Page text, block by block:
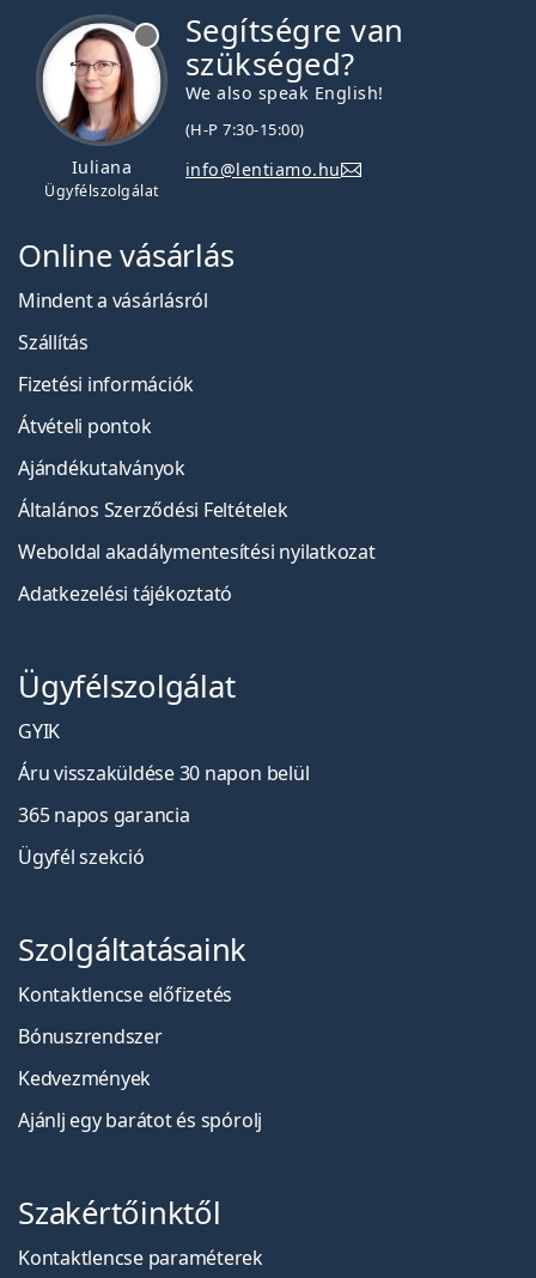
Iuliana
Ügyfélszolgálat
Segítségre van
szükséged?
We also speak English!
(H-P 7:30-15:00)
info@lentiamo.hu
Online vásárlás
Mindent a vásárlásról
Szállítás
Fizetési információk
Átvételi pontok
Ajándékutalványok
Általános Szerződési Feltételek
Weboldal akadálymentesítési nyilatkozat
Adatkezelési tájékoztató
Ügyfélszolgálat
GYIK
Áru visszaküldése 30 napon belül
365 napos garancia
Ügyfél szekció
Szolgáltatásaink
Kontaktlencse előfizetés
Bónuszrendszer
Kedvezmények
Ajánlj egy barátot és spórolj
Szakértőinktől
Kontaktlencse paraméterek